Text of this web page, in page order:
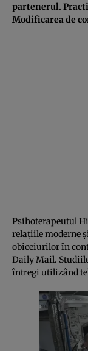
partenerul.
Modificarea de
Psihoterapeutul
relațiile moderne
obiceiurilor în
Daily Mail.
întregi utilizând